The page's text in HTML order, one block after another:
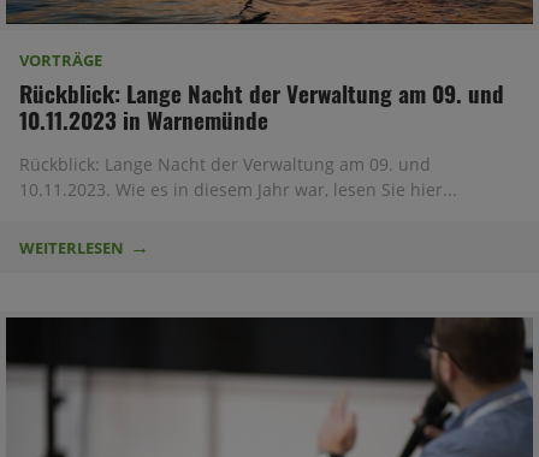
VORTRÄGE
Rückblick: Lange Nacht der Verwaltung am 09. und
10.11.2023 in Warnemünde
Rückblick: Lange Nacht der Verwaltung am 09. und
10.11.2023. Wie es in diesem Jahr war, lesen Sie hier...
WEITERLESEN